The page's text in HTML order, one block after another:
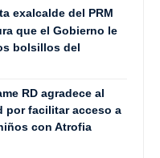
exalcalde del PRM
que el Gobierno le
bolsillos del
RD agradece al
por facilitar acceso a
con Atrofia